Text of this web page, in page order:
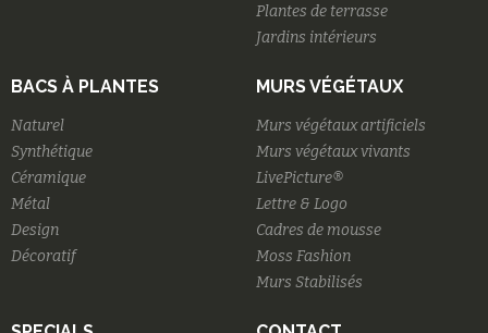
Plantes de terrasse
Jardins intérieurs
BACS À PLANTES
Naturel
Synthétique
Céramique
Métal
Design
Décoratif
MURS VÉGÉTAUX
Murs végétaux artificiels
Murs végétaux vivants
LivePicture®
Lettre & Logo
Cadres de mousse
Moss Fashion
Murs Stabilisés